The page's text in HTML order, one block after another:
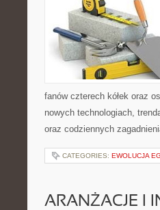
fanów czterech kółek oraz
nowych technologiach,
oraz codziennych
CATEGORIES: EWOLUCJA
ARANŻACJE I